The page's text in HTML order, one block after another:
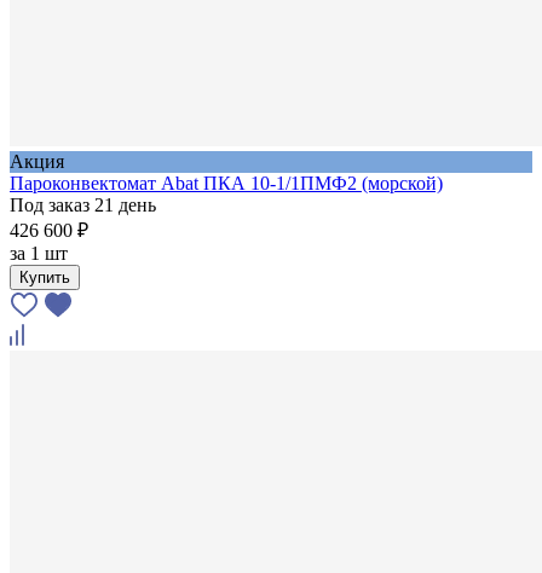
Акция
Пароконвектомат Abat ПКА 10-1/1ПМФ2 (морской)
Под заказ 21 день
426 600 ₽
за 1 шт
Купить